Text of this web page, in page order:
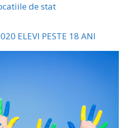
de stat
ELEVI PESTE 18 ANI